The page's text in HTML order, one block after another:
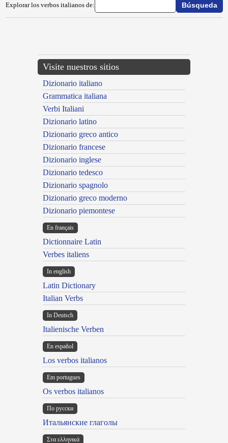
Explorar los verbos italianos de:
Visite nuestros sitios
Dizionario italiano
Grammatica italiana
Verbi Italiani
Dizionario latino
Dizionario greco antico
Dizionario francese
Dizionario inglese
Dizionario tedesco
Dizionario spagnolo
Dizionario greco moderno
Dizionario piemontese
En français
Dictionnaire Latin
Verbes italiens
In english
Latin Dictionary
Italian Verbs
In Deutsch
Italienische Verben
En español
Los verbos italianos
Em portugues
Os verbos italianos
По русски
Итальянские глаголы
Στα ελληνικά